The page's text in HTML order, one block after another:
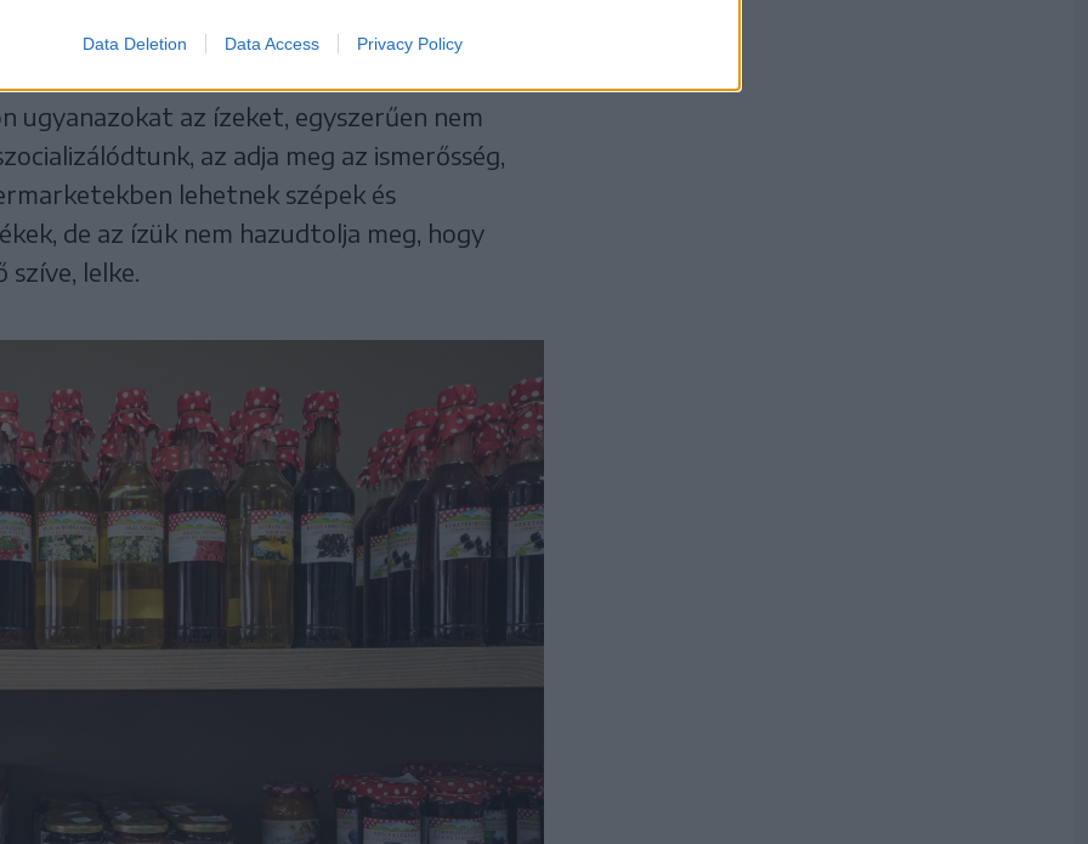
Data Deletion Data Access Privacy Policy
mindig az lesz a referencia. Hiába
ugyanazokat az ízeket, egyszerűen nem
az adja meg az ismerősség,
lehetnek szépek és
de az ízük nem hazudtolja meg, hogy
szíve, lelke.